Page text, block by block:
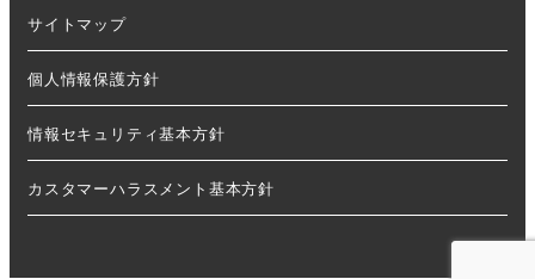
サイトマップ
個人情報保護方針
情報セキュリティ基本方針
カスタマーハラスメント基本方針